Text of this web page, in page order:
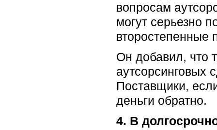
вопросам
могут серьезно
второстепенные
Он добавил, что
аутсорсинговых
Поставщики,
деньги обратно.
4. В